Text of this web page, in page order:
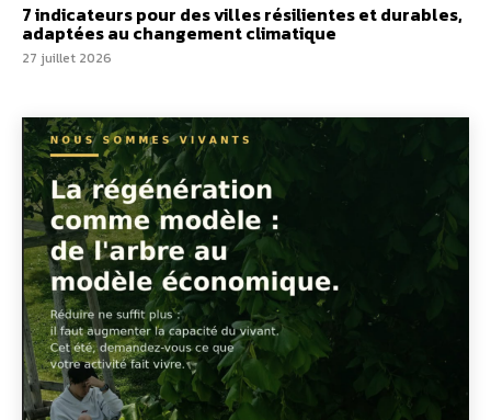
7 indicateurs pour des villes résilientes et durables,
adaptées au changement climatique
27 juillet 2026